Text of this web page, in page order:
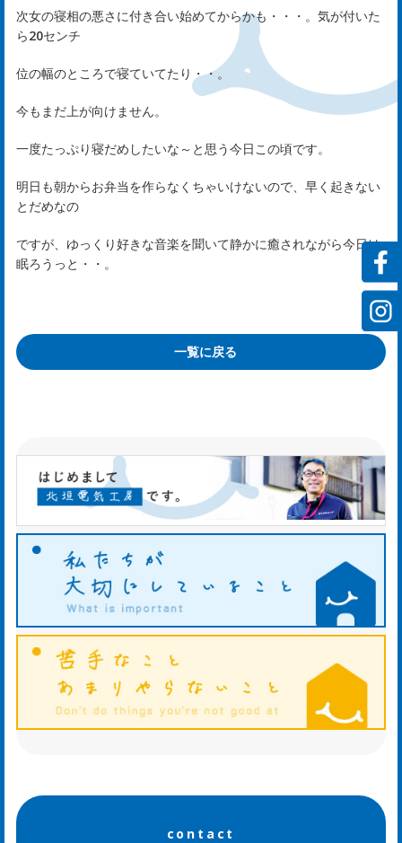
次女の寝相の悪さに付き合い始めてからかも・・・。気が付いた
ら20センチ
位の幅のところで寝ていてたり・・。
今もまだ上が向けません。
一度たっぷり寝だめしたいな～と思う今日この頃です。
明日も朝からお弁当を作らなくちゃいけないので、早く起きない
とだめなの
ですが、ゆっくり好きな音楽を聞いて静かに癒されながら今日は
眠ろうっと・・。
一覧に戻る
contact